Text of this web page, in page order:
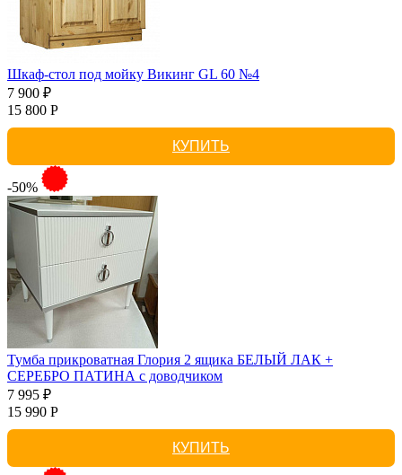
Шкаф-стол под мойку Викинг GL 60 №4
7 900 ₽
15 800 Р
КУПИТЬ
-50%
Тумба прикроватная Глория 2 ящика БЕЛЫЙ ЛАК +
СЕРЕБРО ПАТИНА с доводчиком
7 995 ₽
15 990 Р
КУПИТЬ